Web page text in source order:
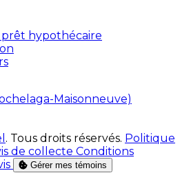
hypothécaire
Maisonneuve)
. Tous droits réservés. Politique
de collecte Conditions
Gérer mes témoins